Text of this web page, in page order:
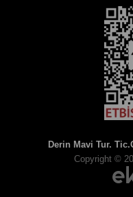
Derin Mavi Tur.
Copyright ©